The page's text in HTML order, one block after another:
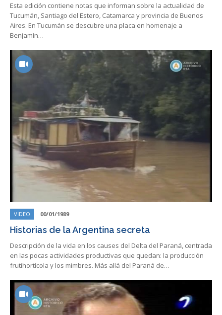
Esta edición contiene notas que informan sobre la actualidad de
Tucumán, Santiago del Estero, Catamarca y provincia de Buenos
Aires. En Tucumán se descubre una placa en homenaje a
Benjamín…
VIDEO 00/01/1989
Historias de la Argentina secreta
Descripción de la vida en los causes del Delta del Paraná, centrada
en las pocas actividades productivas que quedan: la producción
frutihortícola y los mimbres. Más allá del Paraná de…